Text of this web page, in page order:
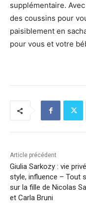
supplémentaire.
des coussins pour
paisiblement en
pour vous et votre
Article précédent
Giulia Sarkozy : vie
style, influence – Tout
sur la fille de Nicolas
et Carla Bruni